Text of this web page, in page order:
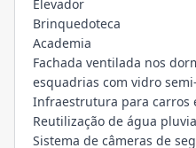
Elevador
Brinquedoteca
Academia
Fachada ventilada nos
esquadrias com vidro
Infraestrutura para carros
Reutilização de água
Sistema de câmeras de